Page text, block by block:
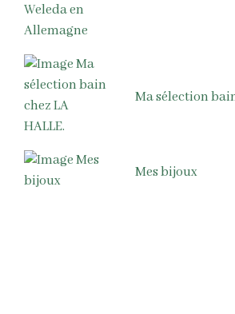
Ma sélection
Mes bijoux